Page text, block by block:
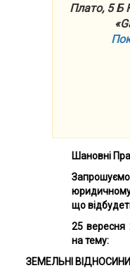
Плато, 5 Б
Шановні
що
25 вересня
на тему:
ЗЕМЕЛЬНІ